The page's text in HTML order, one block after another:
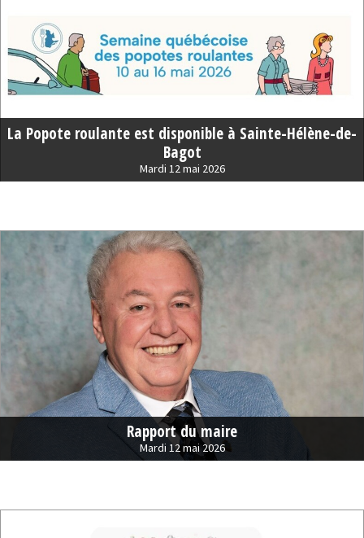
La Popote roulante est disponible à Sainte-Hélène-de-
Bagot
Mardi 12 mai 2026
Rapport du maire
Mardi 12 mai 2026